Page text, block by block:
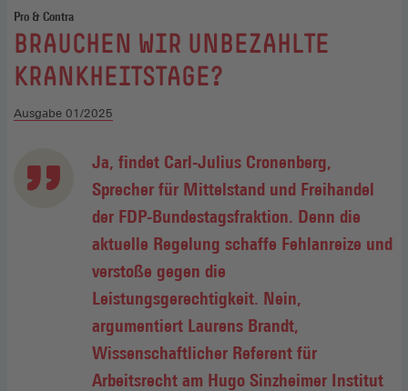
Pro & Contra
:
BRAUCHEN WIR UNBEZAHLTE
KRANKHEITSTAGE?
Ausgabe 01/2025
Ja, findet Carl-Julius Cronenberg,
Sprecher für Mittelstand und Freihandel
der FDP-Bundestagsfraktion. Denn die
aktuelle Regelung schaffe Fehlanreize und
verstoße gegen die
Leistungsgerechtigkeit. Nein,
argumentiert Laurens Brandt,
Wissenschaftlicher Referent für
Arbeitsrecht am Hugo Sinzheimer Institut